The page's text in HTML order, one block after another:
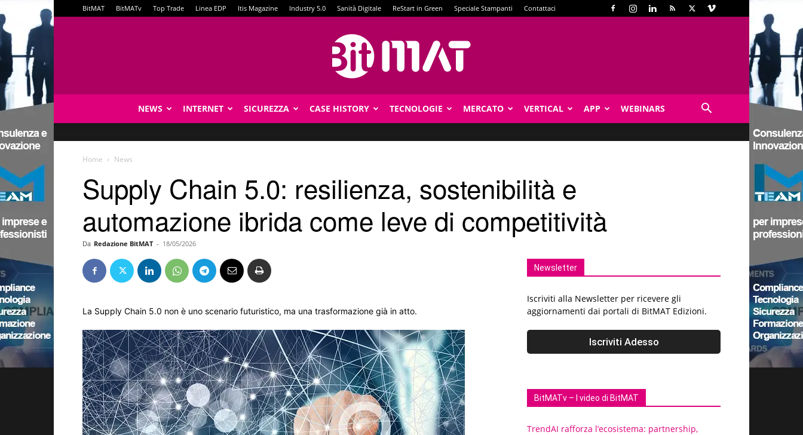
BitMAT BitMATv Top Trade Linea EDP Itis Magazine Industry 5.0 Sanità Digitale ReStart in Green Speciale Stampanti Contattaci
NEWS INTERNET SICUREZZA CASE HISTORY TECNOLOGIE MERCATO VERTICAL APP WEBINARS
Home News
Supply Chain 5.0: resilienza, sostenibilità e
automazione ibrida come leve di competitività
Da Redazione BitMAT - 18/05/2026
La Supply Chain 5.0 non è uno scenario futuristico, ma una trasformazione già in atto.
Newsletter
Iscriviti alla Newsletter per ricevere gli
aggiornamenti dai portali di BitMAT Edizioni.
BitMATv – I video di BitMAT
TrendAI rafforza l’ecosistema: partnership,